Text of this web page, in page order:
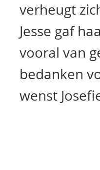
verheugt
Jesse gaf
vooral van
bedanken
wenst